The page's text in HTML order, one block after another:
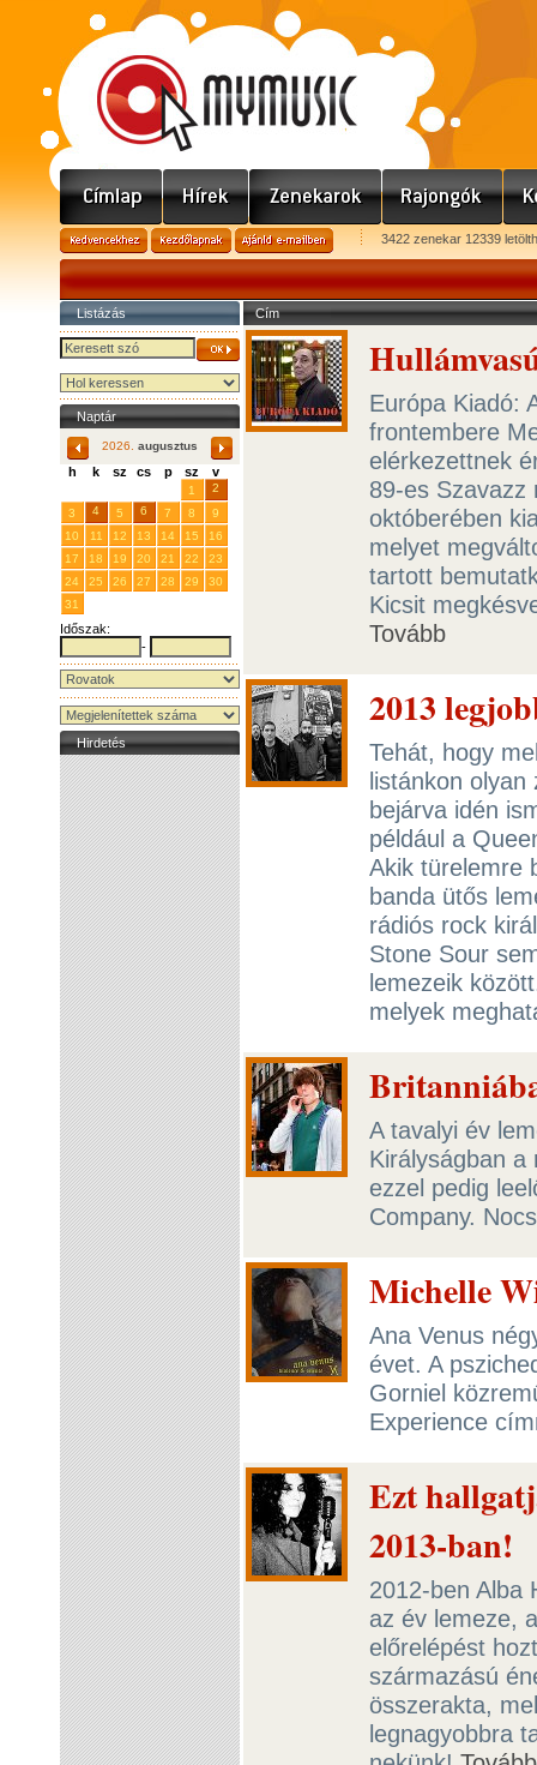
3422 zenekar 12339
Listázás
Naptár
2026. augusztus
h k sz cs p sz v
1
2
3
4 5 6 7 8
9
10
11 12 13 14 15
16
17
18 19 20 21 22
23
24
25 26 27 28 29
30
31
Időszak:
-
Hirdetés
Cím
Európa Kiadó:
frontembere
elérkezettnek
89-es Szavazz
októberében
melyet
tartott
Kicsit
Tovább
2013
Tehát, hogy
listánkon olyan
bejárva idén
például a
Akik türelemre
banda ütős
rádiós rock
Stone Sour
lemezeik
melyek
A tavalyi év
Királyságban a
ezzel pedig
Company.
Michelle
Ana Venus
évet. A
Gorniel
Experience
Ezt
2013-ban!
2012-ben Alba
az év lemeze,
előrelépést
származású
összerakta,
legnagyobbra